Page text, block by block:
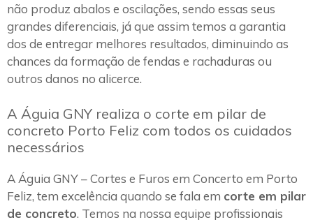
não produz abalos e oscilações, sendo essas seus
grandes diferenciais, já que assim temos a garantia
dos de entregar melhores resultados, diminuindo as
chances da formação de fendas e rachaduras ou
outros danos no alicerce.
A Águia GNY realiza o corte em pilar de
concreto Porto Feliz com todos os cuidados
necessários
A Águia GNY – Cortes e Furos em Concerto em Porto
Feliz, tem excelência quando se fala em corte em pilar
de concreto. Temos na nossa equipe profissionais